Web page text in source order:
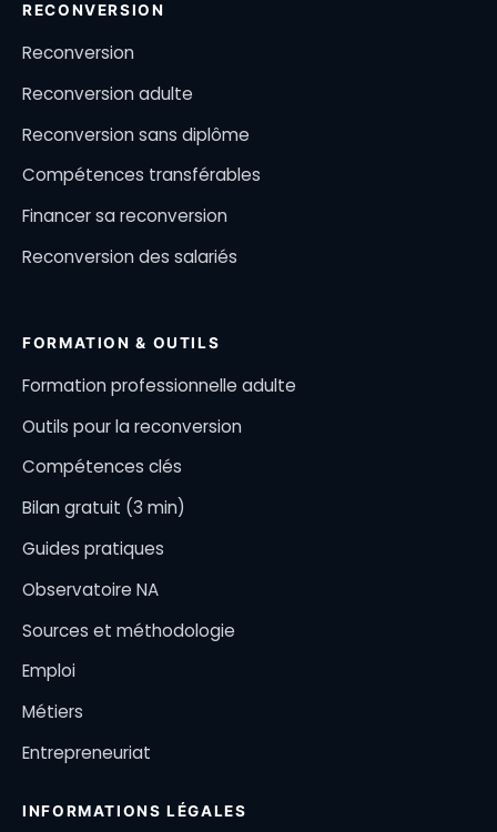
RECONVERSION
Reconversion
Reconversion adulte
Reconversion sans diplôme
Compétences transférables
Financer sa reconversion
Reconversion des salariés
FORMATION & OUTILS
Formation professionnelle adulte
Outils pour la reconversion
Compétences clés
Bilan gratuit (3 min)
Guides pratiques
Observatoire NA
Sources et méthodologie
Emploi
Métiers
Entrepreneuriat
INFORMATIONS LÉGALES